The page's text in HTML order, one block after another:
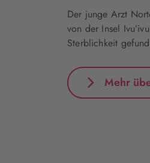
Der junge Arzt
von der Insel
Sterblichkeit
Mehr